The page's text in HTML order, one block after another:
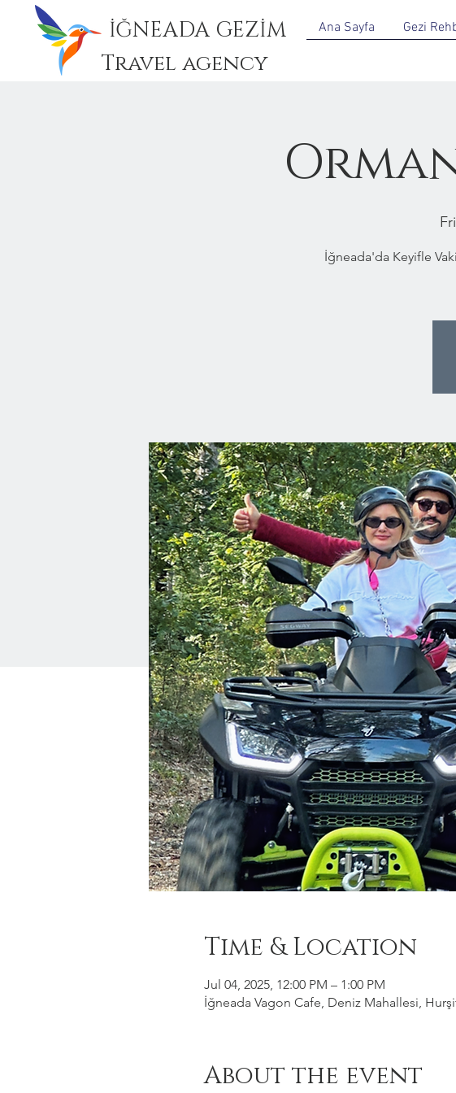
İĞNEADA GEZİM
Travel agency
Ana Sayfa Gezi
İğneada'da Keyifle
Time & Location
Jul 04, 2025, 12:00 PM – 1:00 PM
İğneada Vagon Cafe, Deniz Mahallesi,
About the event